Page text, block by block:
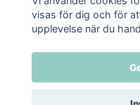
visas för dig och för
upplevelse när du